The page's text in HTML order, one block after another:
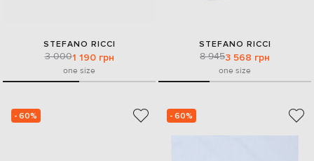
STEFANO RICCI
3 0001 190 грн
one size
STEFANO RICCI
8 9453 568 грн
one size
- 60% - 60%